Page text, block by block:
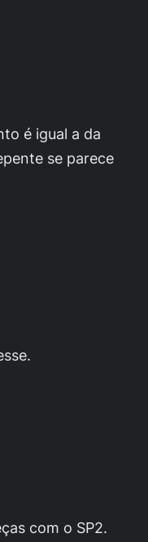
é igual a da
se parece
com o SP2.